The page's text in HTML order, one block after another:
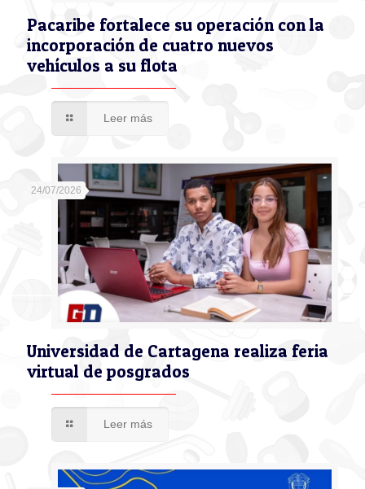
Pacaribe fortalece su operación con la
incorporación de cuatro nuevos
vehículos a su flota
Leer más
24/07/2026
Universidad de Cartagena realiza feria
virtual de posgrados
Leer más